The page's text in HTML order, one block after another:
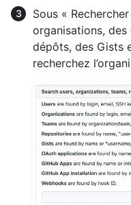
Sous «
organisations, des
dépôts, des Gists
recherchez